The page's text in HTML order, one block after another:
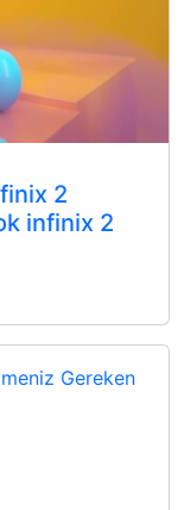
2
infinix 2